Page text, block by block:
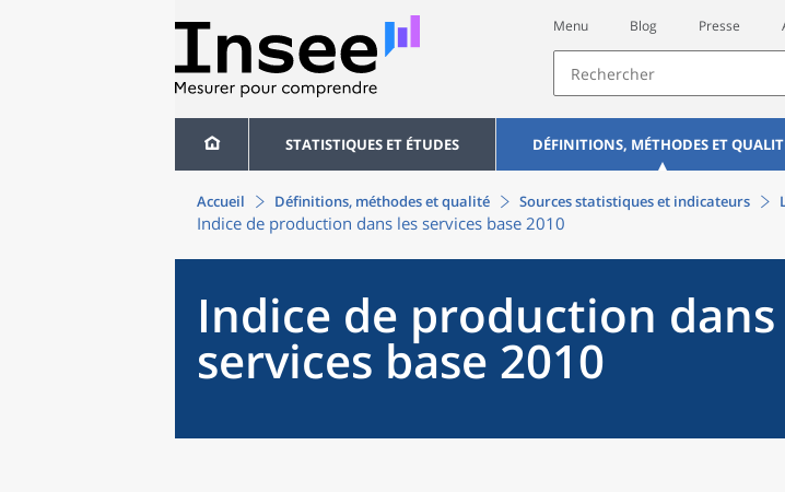
Menu Blog Presse
STATISTIQUES ET ÉTUDES DÉFINITIONS, MÉTHODES ET
Accueil Définitions, méthodes et qualité Sources statistiques et indicateurs
Indice de production dans les services base 2010
Indice de production dans
services base 2010